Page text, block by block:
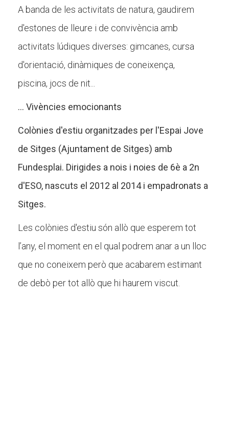
A banda de les activitats de natura, gaudirem
d'estones de lleure i de convivència amb
activitats lúdiques diverses: gimcanes, cursa
d'orientació, dinàmiques de coneixença,
piscina, jocs de nit...
... Vivències emocionants
Colònies d'estiu organitzades per l'Espai Jove
de Sitges (Ajuntament de Sitges) amb
Fundesplai. Dirigides a nois i noies de 6è a 2n
d'ESO, nascuts el 2012 al 2014 i empadronats a
Sitges.
Les colònies d'estiu són allò que esperem tot
l’any, el moment en el qual podrem anar a un lloc
que no coneixem però que acabarem estimant
de debò per tot allò que hi haurem viscut.